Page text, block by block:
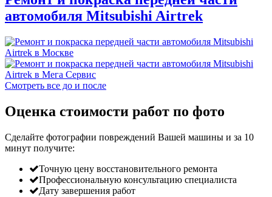
автомобиля Mitsubishi Airtrek
Смотреть все до и после
Оценка стоимости работ по фото
Сделайте фотографии повреждений Вашей машины и за 10
минут получите:
Точную цену восстановительного ремонта
Профессиональную консультацию специалиста
Дату завершения работ